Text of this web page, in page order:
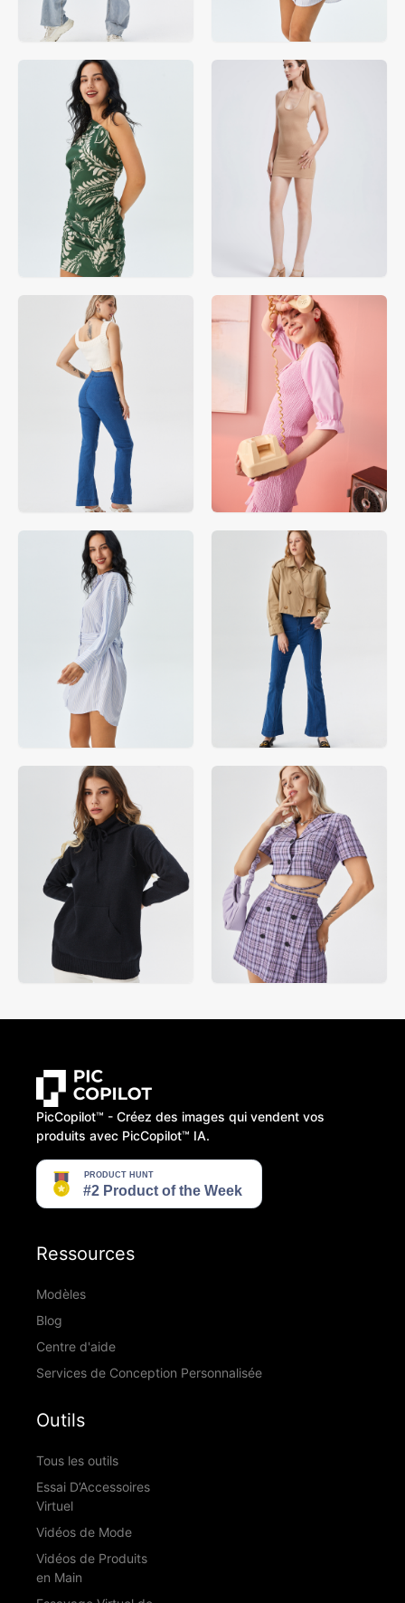
PicCopilot™️ - Créez des images qui vendent vos
produits avec PicCopilot™️ IA.
Ressources
Modèles
Blog
Centre d'aide
Services de Conception Personnalisée
Outils
Tous les outils
Essai D’Accessoires
Virtuel
Vidéos de Mode
Vidéos de Produits
en Main